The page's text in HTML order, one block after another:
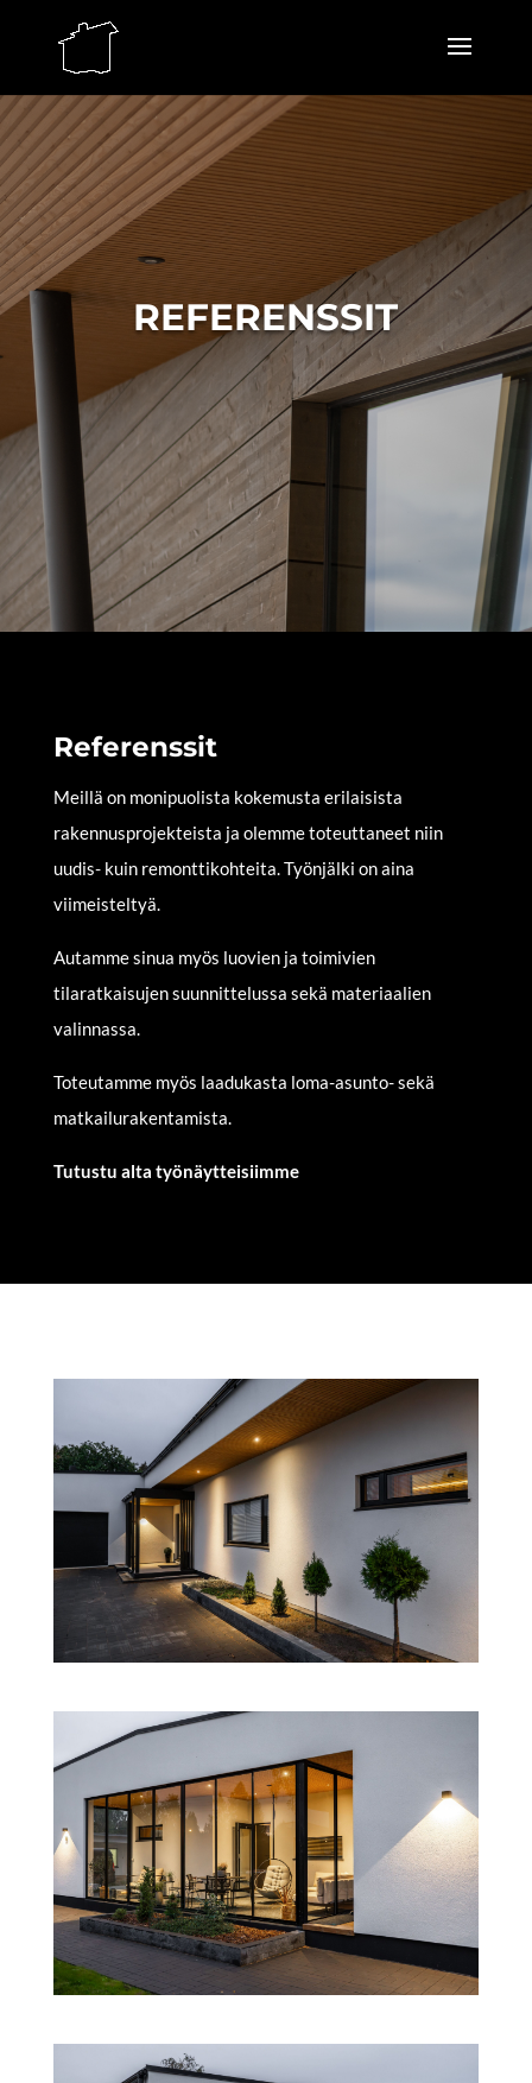
REFERENSSIT
Referenssit
Meillä on monipuolista kokemusta erilaisista
rakennusprojekteista ja olemme toteuttaneet niin
uudis- kuin remonttikohteita. Työnjälki on aina
viimeisteltyä.
Autamme sinua myös luovien ja toimivien
tilaratkaisujen suunnittelussa sekä materiaalien
valinnassa.
Toteutamme myös laadukasta loma-asunto- sekä
matkailurakentamista.
Tutustu alta työnäytteisiimme